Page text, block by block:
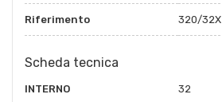
Riferimento 320/32X
Scheda tecnica
INTERNO 32